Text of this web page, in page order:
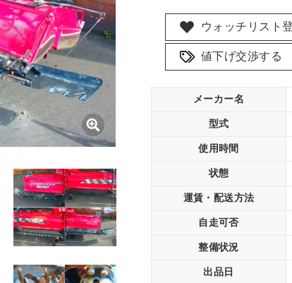
ウォッチリスト
値下げ交渉する
メーカー名
型式
使用時間
状態
運賃・配送方法
自走可否
整備状況
出品日